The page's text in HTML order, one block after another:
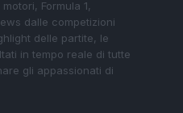
Formula 1,
dalle competizioni
delle partite, le
in tempo reale di tutte
gli appassionati di